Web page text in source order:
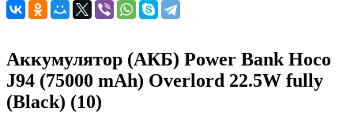
Аккумулятор (АКБ) Power Bank Hoco
J94 (75000 mAh) Overlord 22.5W fully
(Black) (10)